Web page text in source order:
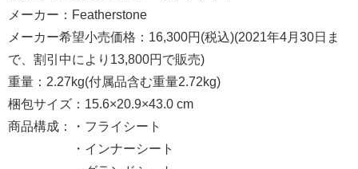
メーカー：Featherstone
メーカー希望小売価格：16,300円(税込)(2021年4月30日ま
で、割引中により13,800円で販売)
重量：2.27kg(付属品含む重量2.72kg)
梱包サイズ：15.6×20.9×43.0 cm
商品構成：・フライシート
・インナーシート